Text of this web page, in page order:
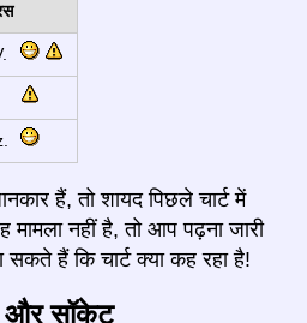
हैं, तो शायद पिछले चार्ट में
नहीं है, तो आप पढ़ना जारी
हैं कि चार्ट क्या कह रहा है!
और सॉकेट